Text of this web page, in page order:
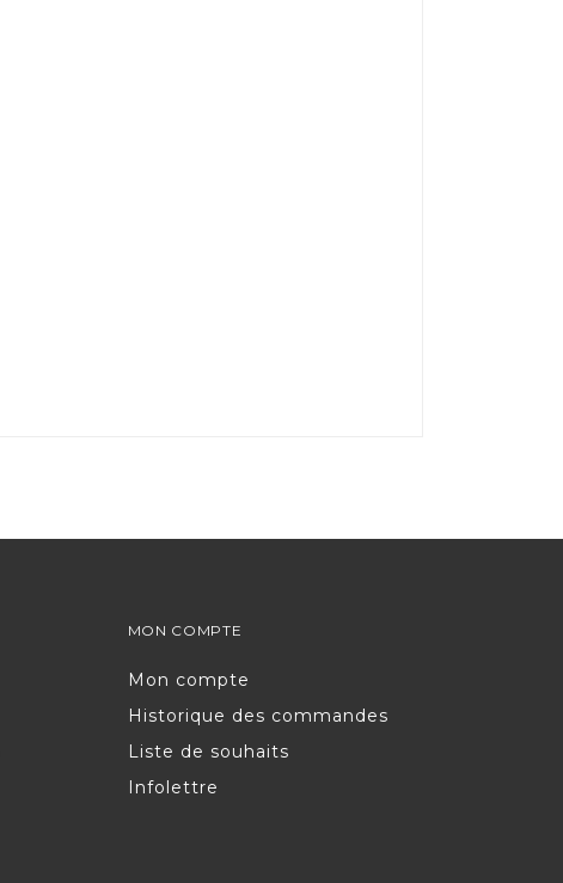
MON COMPTE
Mon compte
Historique des commandes
Liste de souhaits
Infolettre